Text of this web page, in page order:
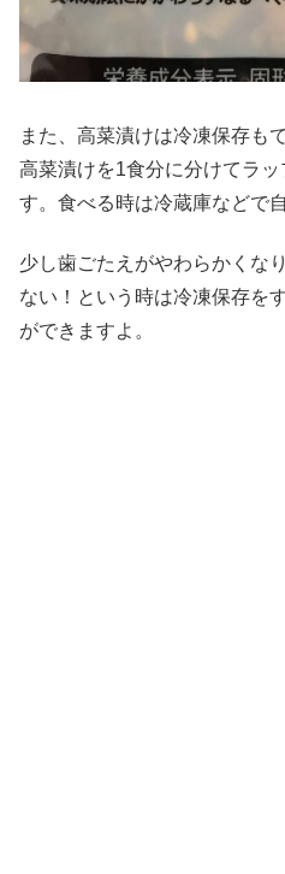
また、高菜漬けは冷凍保存も
高菜漬けを1食分に分けてラ
す。食べる時は冷蔵庫などで
少し歯ごたえがやわらかくな
ない！という時は冷凍保存を
ができますよ。